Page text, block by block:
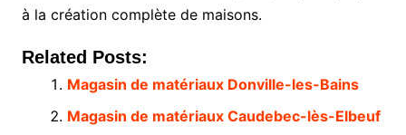
à la création complète de maisons.
Related Posts:
Magasin de matériaux Donville-les-Bains
Magasin de matériaux Caudebec-lès-Elbeuf